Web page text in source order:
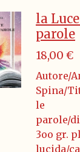
la
parole
18,00 €
Autore/
Spina/
le
parole/
3oo gr.
lucida/